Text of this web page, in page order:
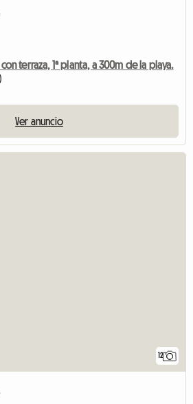
terraza, 1ª planta, a 300m de la playa.
Ver anuncio
12